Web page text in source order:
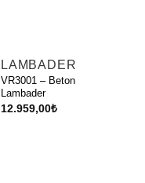
LAMBADER
VR3001 – Beton
Lambader
12.959,00₺